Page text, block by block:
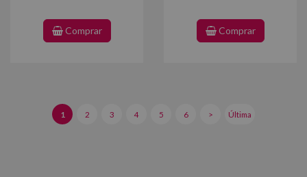
Comprar Comprar
1 2 3 4 5 6 > Última